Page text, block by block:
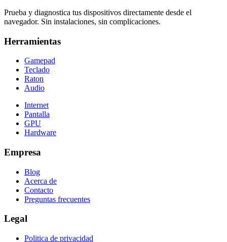
Prueba y diagnostica tus dispositivos directamente desde el
navegador. Sin instalaciones, sin complicaciones.
Herramientas
Gamepad
Teclado
Raton
Audio
Internet
Pantalla
GPU
Hardware
Empresa
Blog
Acerca de
Contacto
Preguntas frecuentes
Legal
Politica de privacidad